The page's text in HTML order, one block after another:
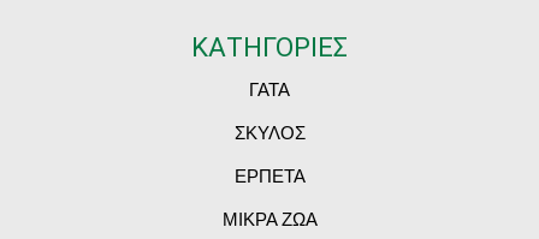
ΚΑΤΗΓΟΡΙΕΣ
ΓΑΤΑ
ΣΚΥΛΟΣ
ΕΡΠΕΤΑ
ΜΙΚΡΑ ΖΩΑ